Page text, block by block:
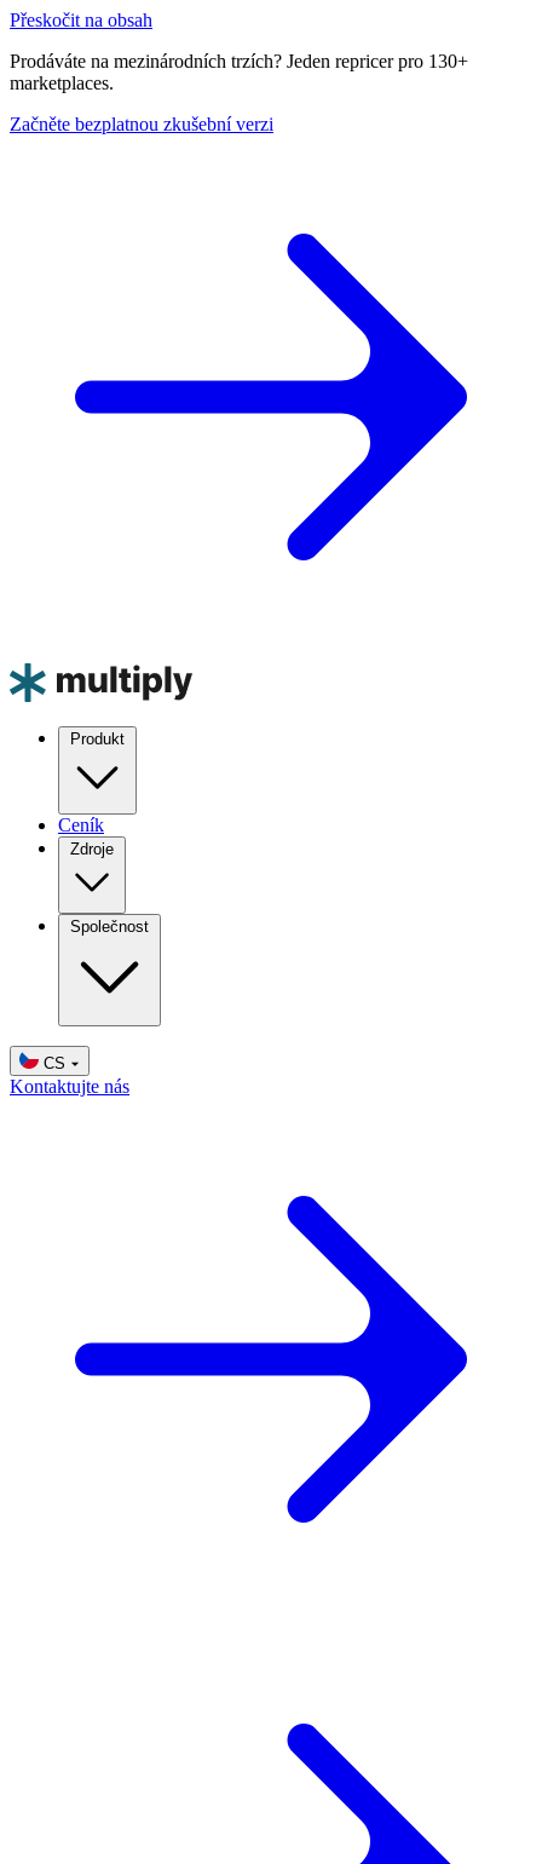
Přeskočit na obsah
Prodáváte na mezinárodních trzích? Jeden repricer pro 130+
marketplaces.
Začněte bezplatnou zkušební verzi
Produkt
Ceník
Zdroje
Společnost
CS
Kontaktujte nás